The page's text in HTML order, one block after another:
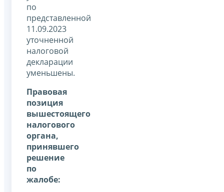
по
представленной
11.09.2023
уточненной
налоговой
декларации
уменьшены.
Правовая
позиция
вышестоящего
налогового
органа,
принявшего
решение
по
жалобе: